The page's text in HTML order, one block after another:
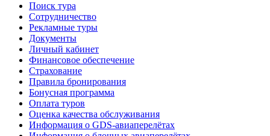
Поиск тура
Сотрудничество
Рекламные туры
Документы
Личный кабинет
Финансовое обеспечение
Страхование
Правила бронирования
Бонусная программа
Оплата туров
Оценка качества обслуживания
Информация о GDS-авиаперелётах